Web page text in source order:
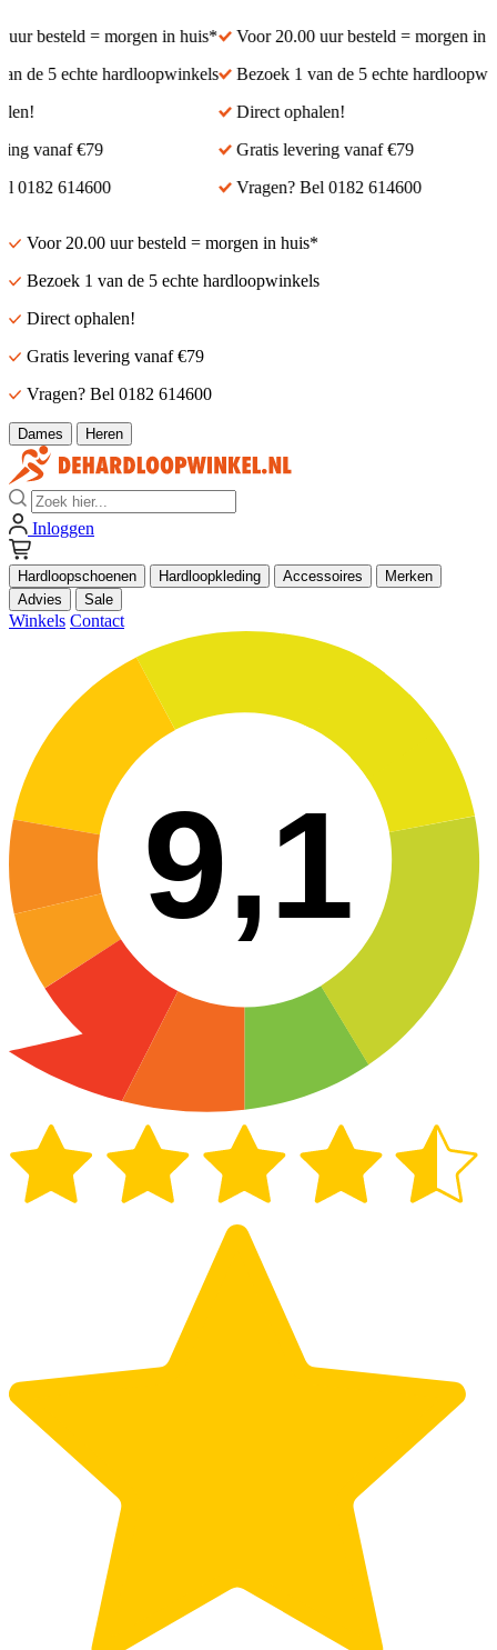
besteld = morgen in huis*
de 5 echte hardloopwinkels
vanaf €79
614600
Voor 20.00 uur besteld = morgen in
Bezoek 1 van de 5 echte
Direct ophalen!
Gratis levering vanaf €79
Vragen? Bel 0182 614600
Voor 20.00 uur besteld = morgen in huis*
Bezoek 1 van de 5 echte hardloopwinkels
Direct ophalen!
Gratis levering vanaf €79
Vragen? Bel 0182 614600
Dames Heren
Zoek
Inloggen
Hardloopschoenen Hardloopkleding Accessoires
Merken
Advies
Sale
Winkels Contact
9,1